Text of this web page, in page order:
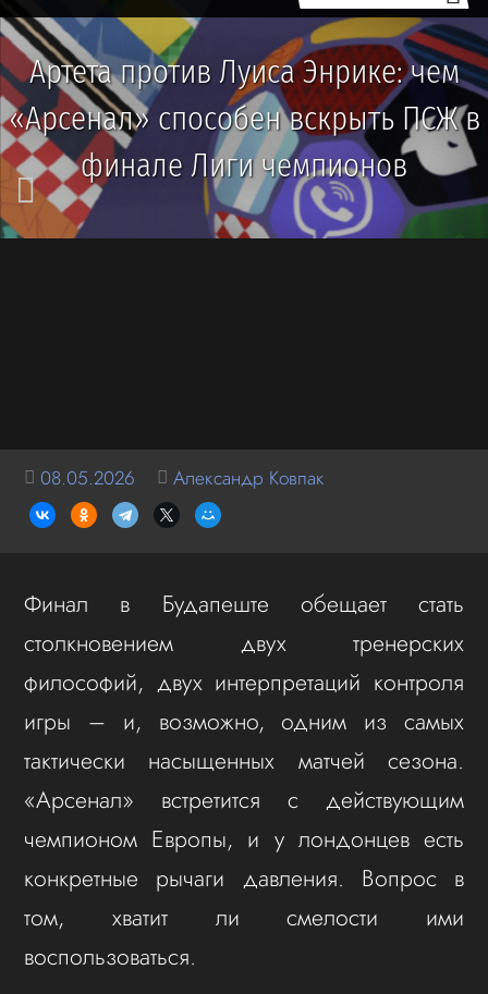
Артета против Луиса Энрике: чем
«Арсенал» способен вскрыть ПСЖ в
финале Лиги чемпионов
08.05.2026 Александр Ковпак
Финал в Будапеште обещает стать
столкновением двух тренерских
философий, двух интерпретаций контроля
игры – и, возможно, одним из самых
тактически насыщенных матчей сезона.
«Арсенал» встретится с действующим
чемпионом Европы, и у лондонцев есть
конкретные рычаги давления. Вопрос в
том, хватит ли смелости ими
воспользоваться.